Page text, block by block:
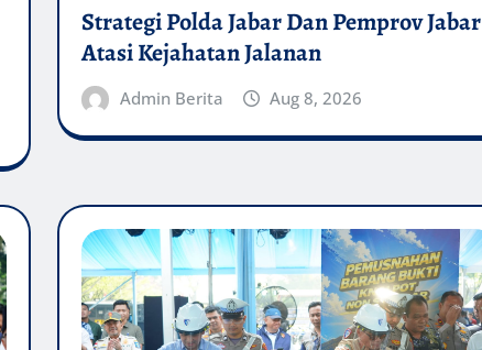
Strategi Polda Jabar Dan Pemprov Jabar
Atasi Kejahatan Jalanan
Admin Berita Aug 8, 2026